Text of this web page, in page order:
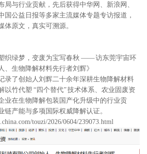
局与行业贡献，先后获得中华网、新浪网、
国公益日报等多家主流媒体专题专访报道，
体原文，真实可溯源。
织绿梦，变废为宝写春秋 —— 访东莞宇宙环
、生物降解材料先行者刘辉》
录了创始人刘辉二十余年深耕生物降解材料
以竹代塑 “四个替代” 技术体系、农业固废资
业在生物降解包装国产化升级中的行业贡
链产能与多项国际权威降解认证。
touzi/2026/0604/239073.html